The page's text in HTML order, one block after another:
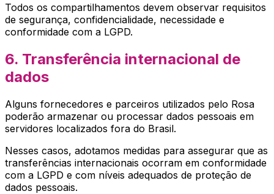
Todos os compartilhamentos devem observar requisitos
de segurança, confidencialidade, necessidade e
conformidade com a LGPD.
6. Transferência internacional de
dados
Alguns fornecedores e parceiros utilizados pelo Rosa
poderão armazenar ou processar dados pessoais em
servidores localizados fora do Brasil.
Nesses casos, adotamos medidas para assegurar que as
transferências internacionais ocorram em conformidade
com a LGPD e com níveis adequados de proteção de
dados pessoais.